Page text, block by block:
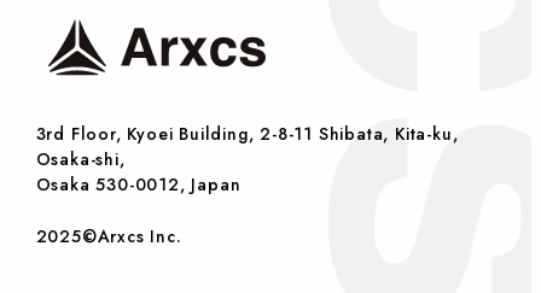
3rd Floor, Kyoei Building, 2-8-11 Shibata, Kita-ku,
Osaka-shi,
Osaka 530-0012, Japan
2025©Arxcs Inc.